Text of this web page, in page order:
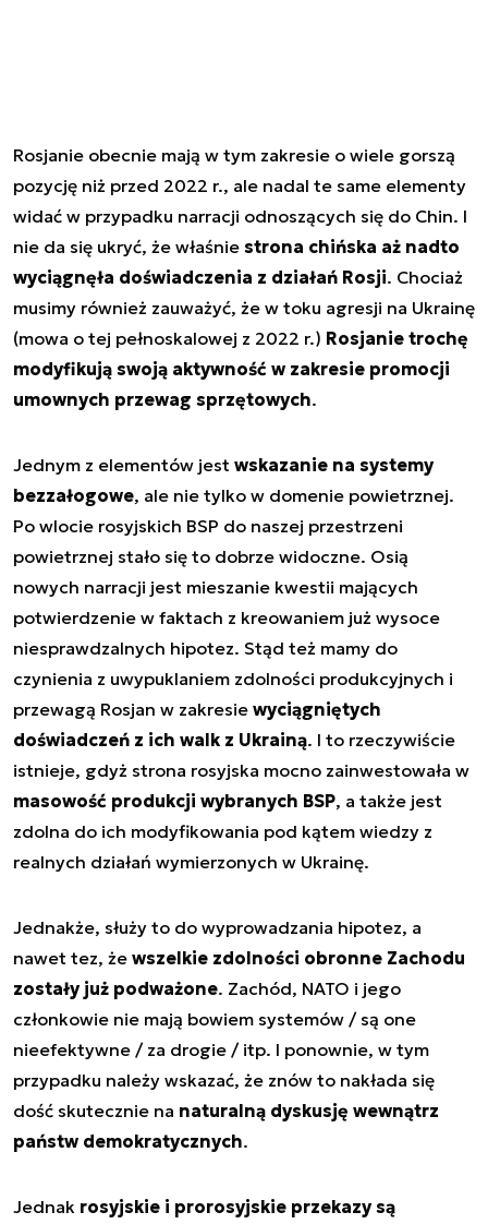
Rosjanie obecnie mają w tym zakresie o wiele gorszą
pozycję niż przed 2022 r., ale nadal te same elementy
widać w przypadku narracji odnoszących się do Chin. I
nie da się ukryć, że właśnie strona chińska aż nadto
wyciągnęła doświadczenia z działań Rosji. Chociaż
musimy również zauważyć, że w toku agresji na Ukrainę
(mowa o tej pełnoskalowej z 2022 r.) Rosjanie trochę
modyfikują swoją aktywność w zakresie promocji
umownych przewag sprzętowych.
Jednym z elementów jest wskazanie na systemy
bezzałogowe, ale nie tylko w domenie powietrznej.
Po wlocie rosyjskich BSP do naszej przestrzeni
powietrznej stało się to dobrze widoczne. Osią
nowych narracji jest mieszanie kwestii mających
potwierdzenie w faktach z kreowaniem już wysoce
niesprawdzalnych hipotez. Stąd też mamy do
czynienia z uwypuklaniem zdolności produkcyjnych i
przewagą Rosjan w zakresie wyciągniętych
doświadczeń z ich walk z Ukrainą. I to rzeczywiście
istnieje, gdyż strona rosyjska mocno zainwestowała w
masowość produkcji wybranych BSP, a także jest
zdolna do ich modyfikowania pod kątem wiedzy z
realnych działań wymierzonych w Ukrainę.
Jednakże, służy to do wyprowadzania hipotez, a
nawet tez, że wszelkie zdolności obronne Zachodu
zostały już podważone. Zachód, NATO i jego
członkowie nie mają bowiem systemów / są one
nieefektywne / za drogie / itp. I ponownie, w tym
przypadku należy wskazać, że znów to nakłada się
dość skutecznie na naturalną dyskusję wewnątrz
państw demokratycznych.
Jednak rosyjskie i prorosyjskie przekazy są